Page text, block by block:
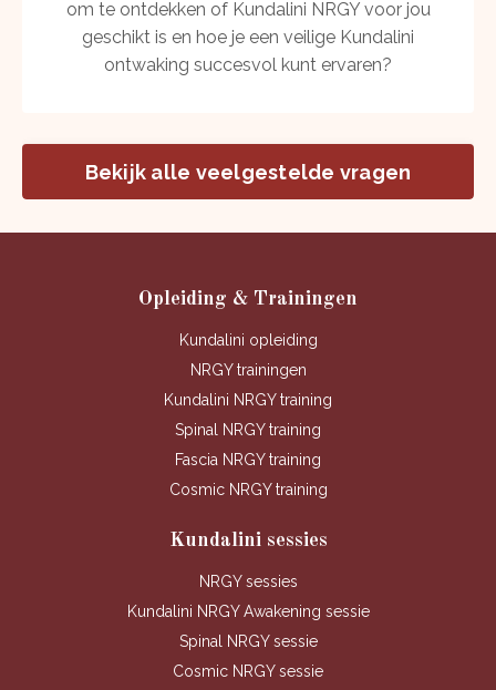
om te ontdekken of Kundalini NRGY voor jou
geschikt is en hoe je een veilige Kundalini
ontwaking succesvol kunt ervaren?
Bekijk alle veelgestelde vragen
Opleiding & Trainingen
Kundalini opleiding
NRGY trainingen
Kundalini NRGY training
Spinal NRGY training
Fascia NRGY training
Cosmic NRGY training
Kundalini sessies
NRGY sessies
Kundalini NRGY Awakening sessie
Spinal NRGY sessie
Cosmic NRGY sessie